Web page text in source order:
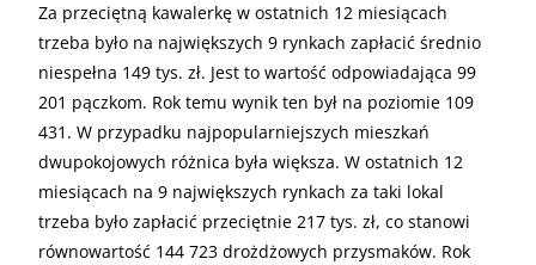
Za przeciętną kawalerkę w ostatnich 12 miesiącach
trzeba było na największych 9 rynkach zapłacić średnio
niespełna 149 tys. zł. Jest to wartość odpowiadająca 99
201 pączkom. Rok temu wynik ten był na poziomie 109
431. W przypadku najpopularniejszych mieszkań
dwupokojowych różnica była większa. W ostatnich 12
miesiącach na 9 największych rynkach za taki lokal
trzeba było zapłacić przeciętnie 217 tys. zł, co stanowi
równowartość 144 723 drożdżowych przysmaków. Rok